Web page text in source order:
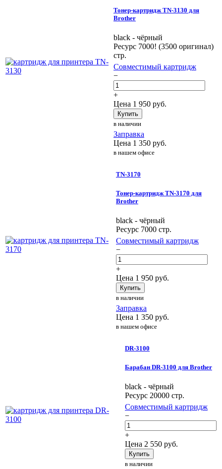
Тонер-картридж TN-3130 для
Brother
black - чёрный
Ресурс 7000! (3500 оригинал)
стр.
Совместимый картридж
−
+
Цена 1 950 руб.
Купить
в наличии
Заправка
Цена 1 350 руб.
в нашем офисе
TN-3170
Тонер-картридж TN-3170 для
Brother
black - чёрный
Ресурс 7000 стр.
Совместимый картридж
−
+
Цена 1 950 руб.
Купить
в наличии
Заправка
Цена 1 350 руб.
в нашем офисе
DR-3100
Барабан DR-3100 для Brother
black - чёрный
Ресурс 20000 стр.
Совместимый картридж
−
+
Цена 2 550 руб.
Купить
в наличии